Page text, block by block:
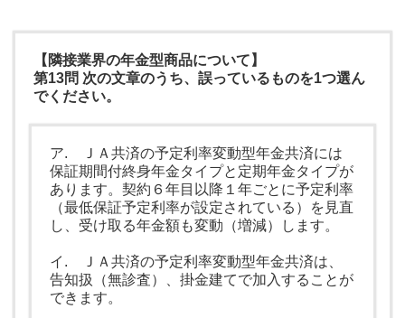
【隣接業界の年金型商品について】
第13問 次の文章のうち、誤っているものを1つ選ん
でください。
ア. ＪＡ共済の予定利率変動型年金共済には
保証期間付終身年金タイプと定期年金タイプが
あります。契約６年目以降１年ごとに予定利率
（最低保証予定利率が設定されている）を見直
し、受け取る年金額も変動（増減）します。
イ. ＪＡ共済の予定利率変動型年金共済は、
告知扱（無診査）、掛金建てで加入することが
できます。